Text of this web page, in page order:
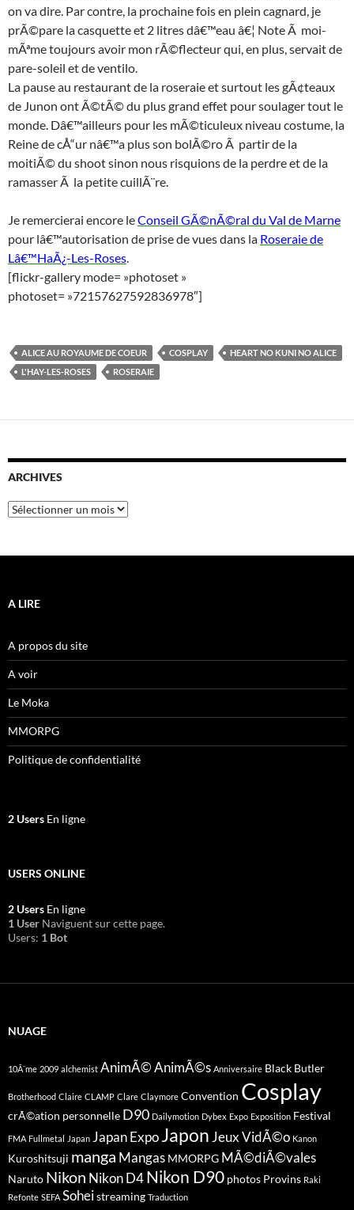
on va dire. Par contre, la prochaine fois en plein cagnard, je
prÃ©pare la casquette et 2 litres dâ€™eau â€¦ Note Ã moi-
mÃªme toujours avoir mon rÃ©flecteur qui, en plus, servait de
pare-soleil et de ventilo.
La pause au restaurant de la roseraie et surtout les gÃ¢teaux
de Junon ont Ã©tÃ© du plus grand effet pour soulager tout le
monde. Dâ€™ailleurs pour les mÃ©ticuleux niveau costume, la
Reine de cÅ“ur nâ€™a plus son bolÃ©ro Ã partir de la
moitiÃ© du shoot sinon nous risquions de la perdre et de la
ramasser Ã la petite cuillÃ¨re.
Je remercierai encore leConseil GÃ©nÃ©ral du Val de Marne
pour lâ€™autorisation de prise de vues dans la Roseraie de
Lâ€™HaÃ¿-Les-Roses.
[flickr-gallery mode= »photoset »
photoset= »72157627592836978″]
ALICE AU ROYAUME DE COEUR COSPLAY
HEART NO KUNI NO ALICE
L'HAY-LES-ROSES
ROSERAIE
ARCHIVES
Archives
A LIRE
A propos du site
A voir
Le Moka
MMORPG
Politique de confidentialité
2 Users En ligne
USERS ONLINE
2 Users En ligne
1 User Naviguent sur cette page.
Users: 1 Bot
NUAGE
10Ã¨me 2009 alchemist AnimÃ© AnimÃ©s Anniversaire Black Butler
Brotherhood Claire CLAMP Clare Claymore Convention Cosplay
crÃ©ation personnelle D90 Dailymotion Dybex Expo Exposition Festival
FMA Fullmetal Japan Japan Expo Japon Jeux VidÃ©o Kanon
Kuroshitsuji manga Mangas MMORPG MÃ©diÃ©vales
Naruto Nikon Nikon D4 Nikon D90 photos Provins Raki
Refonte SEFA Soheistreaming Traduction